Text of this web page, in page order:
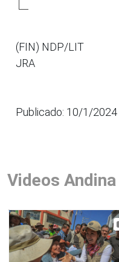
(FIN) NDP/LIT
JRA
Publicado: 10/1/2024
Videos Andina